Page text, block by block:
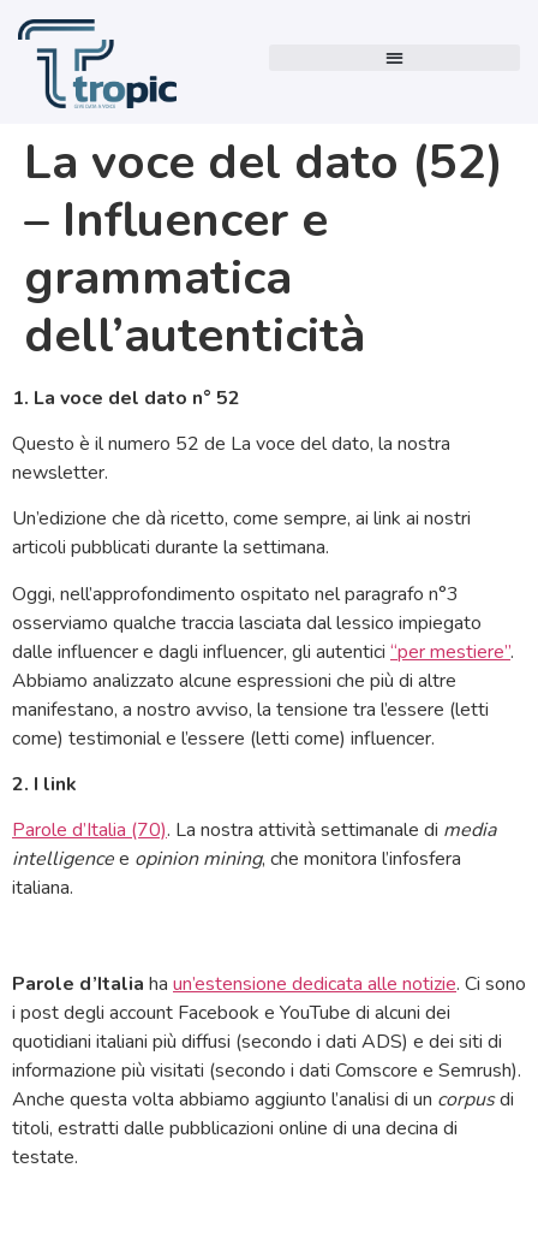
La voce del dato (52)
– Influencer e
grammatica
dell’autenticità
1. La voce del dato n° 52
Questo è il numero 52 de La voce del dato, la nostra
newsletter.
Un’edizione che dà ricetto, come sempre, ai link ai nostri
articoli pubblicati durante la settimana.
Oggi, nell’approfondimento ospitato nel paragrafo n°3
osserviamo qualche traccia lasciata dal lessico impiegato
dalle influencer e dagli influencer, gli autentici “per mestiere”.
Abbiamo analizzato alcune espressioni che più di altre
manifestano, a nostro avviso, la tensione tra l’essere (letti
come) testimonial e l’essere (letti come) influencer.
2. I link
Parole d’Italia (70). La nostra attività settimanale di media
intelligencee opinion mining, che monitora l’infosfera
italiana.
Parole d’Italia ha un’estensione dedicata alle notizie. Ci sono
i post degli account Facebook e YouTube di alcuni dei
quotidiani italiani più diffusi (secondo i dati ADS) e dei siti di
informazione più visitati (secondo i dati Comscore e Semrush).
Anche questa volta abbiamo aggiunto l’analisi di un corpusdi
titoli, estratti dalle pubblicazioni online di una decina di
testate.